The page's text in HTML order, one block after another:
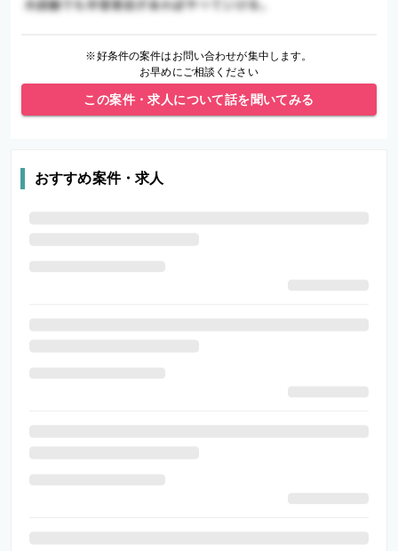
※好条件の案件はお問い合わせが集中します。
お早めにご相談ください
この案件・求人について話を聞いてみる
おすすめ案件・求人